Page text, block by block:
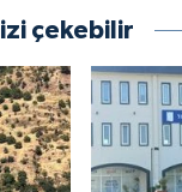
çekebilir